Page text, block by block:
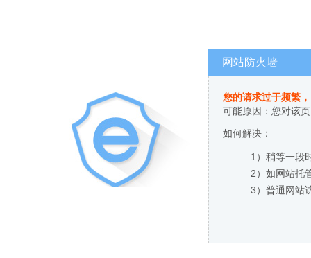
网站防火墙
您的请求过于频繁
可能原因：您对该
如何解决：
1）稍等一段
2）如网站托
3）普通网站